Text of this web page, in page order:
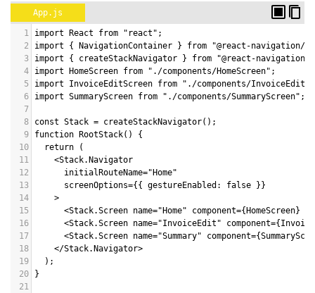
App.js
1
import React from "react";
2
import { NavigationContainer } from "@react-navigation/
3
import { createStackNavigator } from "@react-navigation/
4
import HomeScreen from "./components/HomeScreen";
5
import InvoiceEditScreen from "./components/
6
import SummaryScreen from "./components/SummaryScreen";
7
8
const Stack = createStackNavigator();
9
function RootStack() {
10
  return (
11
    <Stack.Navigator
12
      initialRouteName="Home"
13
      screenOptions={{ gestureEnabled: false }}
14
    >
15
      <Stack.Screen name="Home" component={HomeScreen} />
16
<Stack.Screen name="InvoiceEdit"
17
<Stack.Screen name="Summary"
18
    </Stack.Navigator>
19
  );
20
}
21